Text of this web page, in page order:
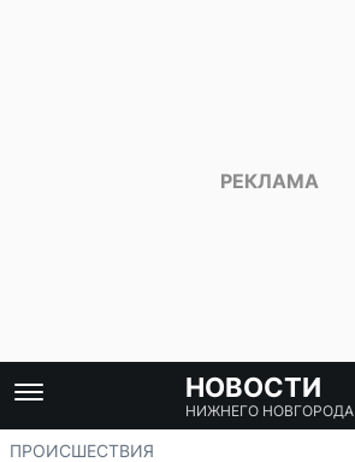
НОВОСТИ
НИЖНЕГО НОВГОРОДА
ПРОИСШЕСТВИЯ